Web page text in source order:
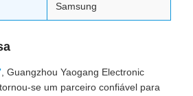
Samsung
, Guangzhou Yaogang Electronic
se um parceiro confiável para